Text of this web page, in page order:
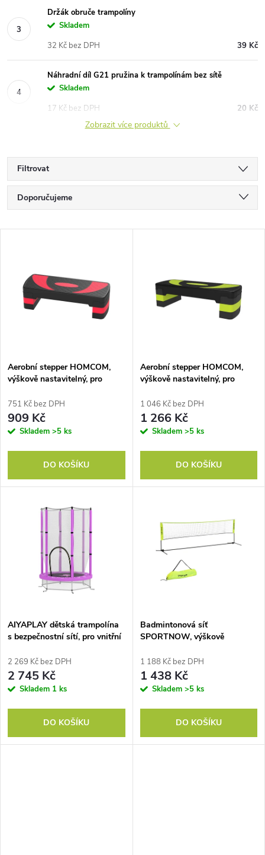
Držák obruče trampolíny
Skladem
39 Kč
32 Kč bez DPH
Náhradní díl G21 pružina k trampolínám bez sítě
Skladem
20 Kč
17 Kč bez DPH
Zobrazit více produktů
Filtrovat
Ř
a
p
r
o
u
Doporučujeme
Abecedně
s
p
r
o
d
Aerobní stepper HOMCOM,
výškově nastavitelný, pro
nosnost do 150 kg, 80 x 31 x
10-20 cm, červený
751 Kč bez DPH
909 Kč
Skladem >5 ks
DO KOŠÍKU
Aerobní stepper HOMCOM,
výškově nastavitelný, pro
nosnost do 150 kg, 80 x 31 x
10-20 cm, zelený
1 046 Kč bez DPH
1 266 Kč
Skladem >5 ks
DO KOŠÍKU
AIYAPLAY dětská trampolína
s bezpečnostní sítí, pro vnitřní
fialová
2 269 Kč bez DPH
2 745 Kč
Skladem 1 ks
DO KOŠÍKU
Badmintonová síť
SPORTNOW, výškově
badminton, tenis, pickleball,
volejbal, včetně tašky
1 188 Kč bez DPH
1 438 Kč
Skladem >5 ks
DO KOŠÍKU